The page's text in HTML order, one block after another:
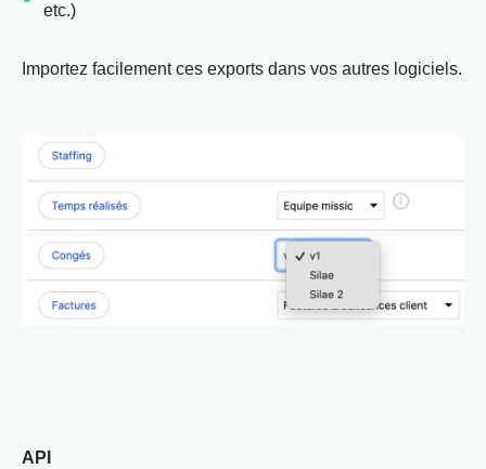
etc.)
Importez facilement ces exports dans vos autres logiciels.
API